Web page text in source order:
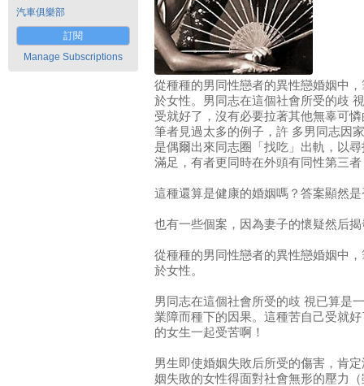
汽車俱樂部
訂閱
Manage Subscriptions
從種種的男同性戀者的異性戀婚姻中
於女性。男同志在這個社會所受的歧
受就好了，沒有必要拉著其他無辜可
筆者見過太多的例子，許 多男同志因
是偶爾出來同志圈「找吃」出軌，以
滿足，有者更同時在外頭有同性第三者
這種還算是健康的婚姻嗎？答案顯然
也有一些個案，因為妻子的懷疑然后
從種種的男同性戀者的異性戀婚姻中
於女性。
男同志在這個社會所受的歧 視已算是
業障而種下的因果。這種苦自己受就
的女生一起受苦啊！
男生即使婚姻失敗后所受的傷害，肯
姻失敗的女性得面對社會無形的壓力